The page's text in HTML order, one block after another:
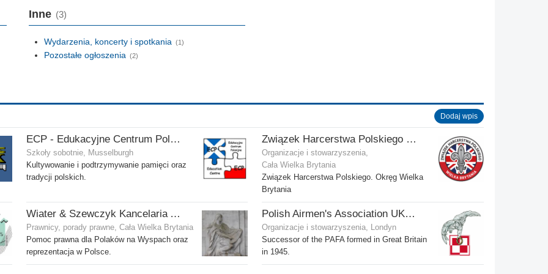
Inne (3)
Wydarzenia, koncerty i spotkania (1)
Pozostałe ogłoszenia (2)
Dodaj wpis
ECP - Edukacyjne Centrum Polonijne SCIO - Musselburgh
Szkoły sobotnie, Musselburgh
Kultywowanie i podtrzymywanie pamięci oraz
tradycji polskich.
Związek Harcerstwa Polskiego w Wielkiej Brytanii
Organizacje i stowarzyszenia,
Cała Wielka Brytania
Związek Harcerstwa Polskiego. Okręg Wielka
Brytania
Wiater & Szewczyk Kancelaria Adwokacka
Prawnicy, porady prawne, Cała Wielka Brytania
Pomoc prawna dla Polaków na Wyspach oraz
reprezentacja w Polsce.
Polish Airmen's Association UK - Związek Lotników Polskich WB
Organizacje i stowarzyszenia, Londyn
Successor of the PAFA formed in Great Britain
in 1945.